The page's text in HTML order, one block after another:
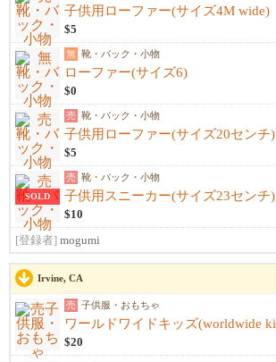
子供用ローファー(サイズ4M wide)
$5
無 靴・バック・小物
ローファー(サイズ6)
$0
売 靴・バック・小物
子供用ローファー(サイズ20センチ)
$5
SOLD
売 靴・バック・小物
子供用スニーカー(サイズ23センチ)
$10
[登録者] mogumi
Irvine, CA
売 子供服・おもちゃ
$20